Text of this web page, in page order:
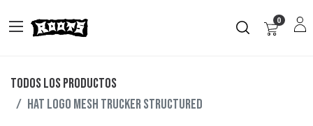
0
Todos los productos
HAT LOGO MESH TRUCKER STRUCTURED